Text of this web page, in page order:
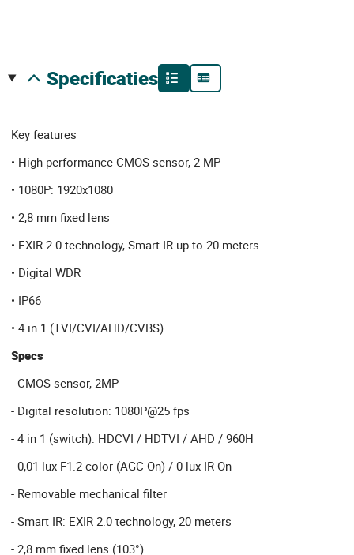
specificaties
Key features
• High performance CMOS sensor, 2 MP
• 1080P: 1920x1080
• 2,8 mm fixed lens
• EXIR 2.0 technology, Smart IR up to 20 meters
• Digital WDR
• IP66
• 4 in 1 (TVI/CVI/AHD/CVBS)
Specs
- CMOS sensor, 2MP
- Digital resolution: 1080P@25 fps
- 4 in 1 (switch): HDCVI / HDTVI / AHD / 960H
- 0,01 lux F1.2 color (AGC On) / 0 lux IR On
- Removable mechanical filter
- Smart IR: EXIR 2.0 technology, 20 meters
- 2,8 mm fixed lens (103°)